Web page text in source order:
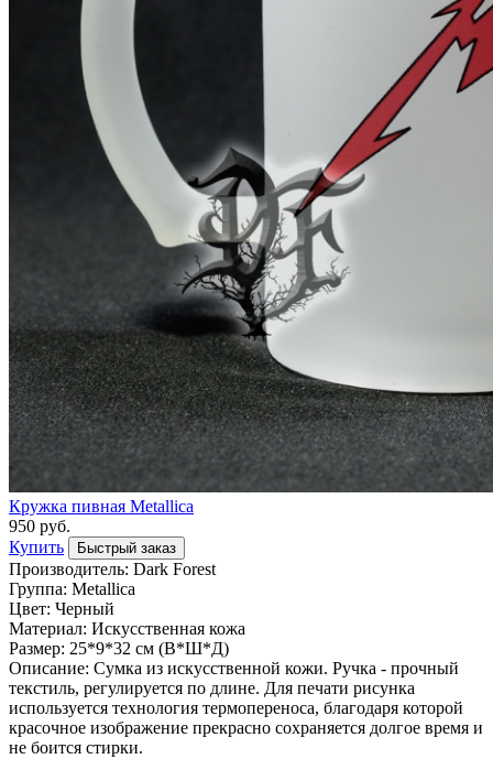
Кружка пивная Metallica
950 руб.
Купить
Быстрый заказ
Производитель: Dark Forest
Группа: Metallica
Цвет: Черный
Материал: Искусственная кожа
Размер: 25*9*32 см (В*Ш*Д)
Описание: Сумка из искусственной кожи. Ручка - прочный
текстиль, регулируется по длине. Для печати рисунка
используется технология термопереноса, благодаря которой
красочное изображение прекрасно сохраняется долгое время и
не боится стирки.